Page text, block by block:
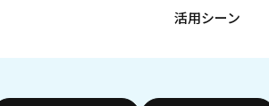
活用シーン